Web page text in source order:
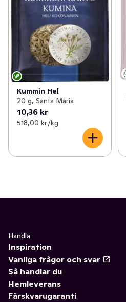
Kummin Hel
20 g, Santa Maria
10,36 kr
518,00 kr /kg
Handla
Inspiration
Vanliga frågor och svar
Så handlar du
Hemleverans
Färskvarugaranti